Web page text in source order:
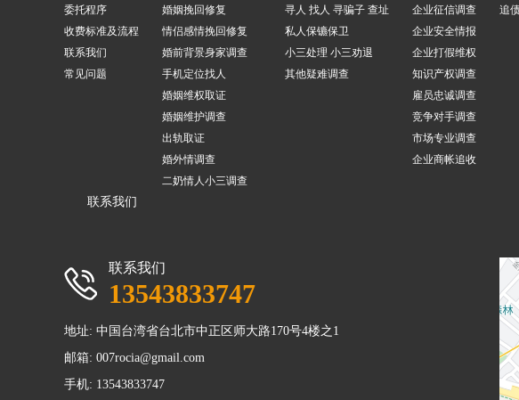
委托程序
收费标准及流程
联系我们
常见问题
婚姻挽回修复
情侣感情挽回修复
婚前背景身家调查
手机定位找人
婚姻维权取证
婚姻维护调查
出轨取证
婚外情调查
二奶情人小三调查
寻人 找人 寻骗子 查址
私人保镳保卫
小三处理 小三劝退
其他疑难调查
企业征信调查
企业安全情报
企业打假维权
知识产权调查
雇员忠诚调查
竞争对手调查
市场专业调查
企业商帐追收
追
联系我们
联系我们
13543833747
地址: 中国台湾省台北市中正区师大路170号4楼之1
邮箱: 007rocia@gmail.com
手机: 13543833747